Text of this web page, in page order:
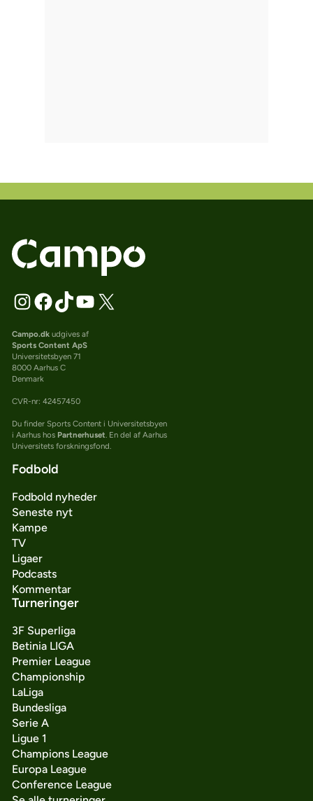
Campo.dkudgives af
Sports Content ApS
Universitetsbyen 71
8000 Aarhus C
Denmark
CVR-nr: 42457450
Du finder Sports Content i Universitetsbyen
i Aarhus hos Partnerhuset . En del af Aarhus
Universitets forskningsfond.
Fodbold
Fodbold nyheder
Seneste nyt
Kampe
TV
Ligaer
Podcasts
Kommentar
Turneringer
3F Superliga
Betinia LIGA
Premier League
Championship
LaLiga
Bundesliga
Serie A
Ligue 1
Champions League
Europa League
Conference League